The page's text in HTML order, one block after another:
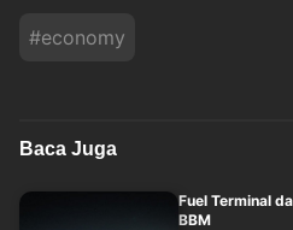
#economy
Baca Juga
Fuel Terminal
BBM